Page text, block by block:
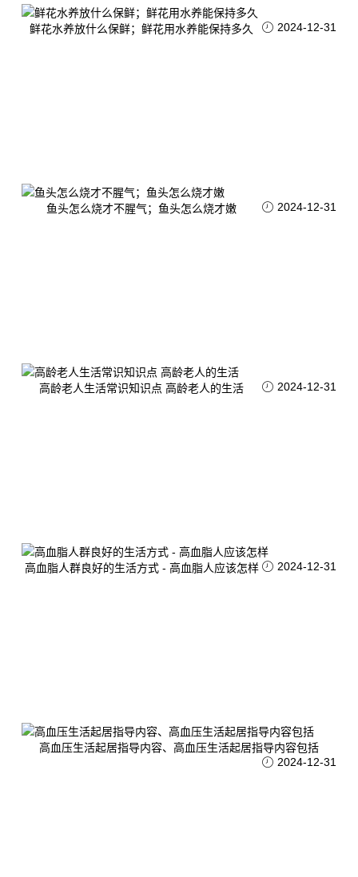
鲜花水养放什么保鲜；鲜花用水养能保持多久 2024-12-31
鱼头怎么烧才不腥气；鱼头怎么烧才嫩 2024-12-31
高龄老人生活常识知识点 高龄老人的生活 2024-12-31
高血脂人群良好的生活方式 - 高血脂人应该怎样 2024-12-31
高血压生活起居指导内容、高血压生活起居指导内容包括
2024-12-31